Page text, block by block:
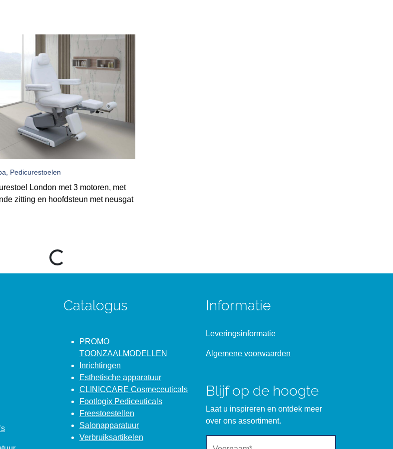
Pedicurestoelen
London met 3 motoren, met
zitting en hoofdsteun met neusgat
Loading...
Catalogus
PROMO
TOONZAALMODELLEN
Inrichtingen
Esthetische apparatuur
CLINICCARE Cosmeceuticals
Footlogix Pediceuticals
Freestoestellen
Salonapparatuur
Verbruiksartikelen
Informatie
Leveringsinformatie
Algemene voorwaarden
Blijf op de hoogte
Laat u inspireren en ontdek meer
over ons assortiment.